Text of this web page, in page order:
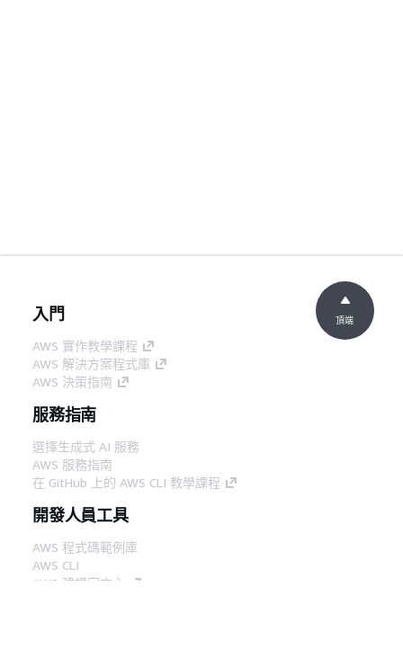
入門
AWS 實作教學課程
AWS 解決方案程式庫
AWS 決策指南
服務指南
選擇生成式 AI 服務
AWS 服務指南
在 GitHub 上的 AWS CLI 教學課程
開發人員工具
AWS 程式碼範例庫
AWS CLI
AWS 建構家中心
頂端